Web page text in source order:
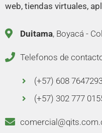
web, tiendas virtuales,
Duitama, Boyacá -
Telefonos de
(+57) 608
(+57) 302 777